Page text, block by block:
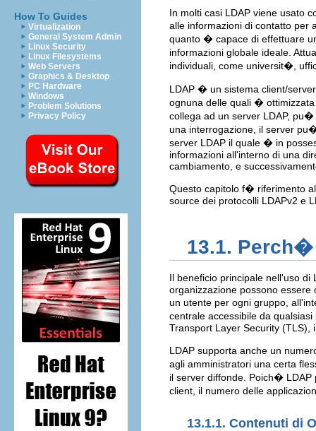
How To Guides
Virtualization
General System Admin
Linux Security
Linux Filesystems
Web Servers
Graphics & Desktop
PC Hardware
Windows
Problem Solutions
Privacy Policy
In molti casi LDAP viene usato
alle informazioni di contatto per
quanto � capace di effettuare
informazioni globale ideale.
individuali, come universit�,
LDAP � un sistema client/
ognuna delle quali �
collega ad un server LDAP,
una interrogazione, il server
server LDAP il quale � in
informazioni all'interno di una
cambiamento, e
Questo capitolo f� riferimento
source dei protocolli LDAPv2 e
13.1.
Il beneficio principale nell'uso
organizzazione possono essere
un utente per ogni gruppo,
centrale accessibile da
Transport Layer Security (TLS),
LDAP supporta anche un
agli amministratori una certa
il server diffonde. Poich� LDAP
client, il numero delle
13.1.1. Contenuti di